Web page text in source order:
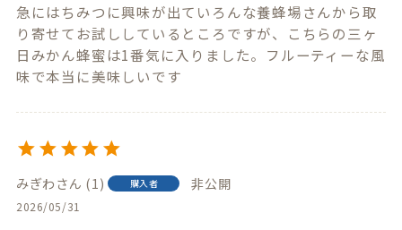
急にはちみつに興味が出ていろんな養蜂場さんから取
り寄せてお試ししているところですが、こちらの三ヶ
日みかん蜂蜜は1番気に入りました。フルーティーな風
味で本当に美味しいです
みぎわ 1 購入者 非公開
2026/05/31